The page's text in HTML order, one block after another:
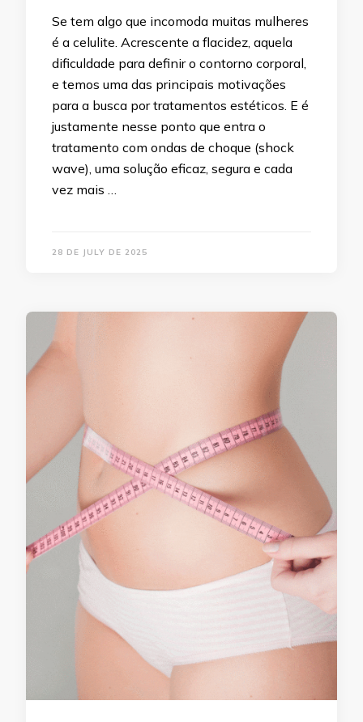
Se tem algo que incomoda muitas mulheres
é a celulite. Acrescente a flacidez, aquela
dificuldade para definir o contorno corporal,
e temos uma das principais motivações
para a busca por tratamentos estéticos. E é
justamente nesse ponto que entra o
tratamento com ondas de choque (shock
wave), uma solução eficaz, segura e cada
vez mais …
28 DE JULY DE 2025